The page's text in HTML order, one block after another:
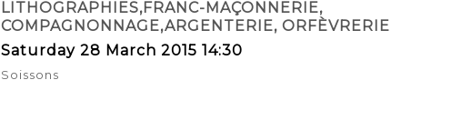
LITHOGRAPHIES,FRANC-MAÇONNERIE,
COMPAGNONNAGE,ARGENTERIE, ORFÈVRERIE
Saturday 28 March 2015 14:30
Soissons